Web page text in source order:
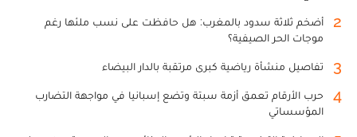
2
أضخم ثلاثة سدود بالمغرب: هل حافظت على نسب ملئها رغم
موجات الحر الصيفية؟
3 تفاصيل منشأة رياضية كبرى مرتقبة بالدار البيضاء
4
حرب الأرقام تعمق أزمة سبتة وتضع إسبانيا في مواجهة التضارب
المؤسساتي